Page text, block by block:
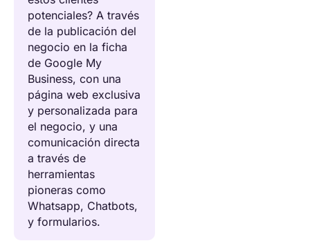
potenciales? A través
de la publicación del
negocio en la ficha
de Google My
Business, con una
página web exclusiva
y personalizada para
el negocio, y una
comunicación directa
a través de
herramientas
pioneras como
Whatsapp, Chatbots,
y formularios.